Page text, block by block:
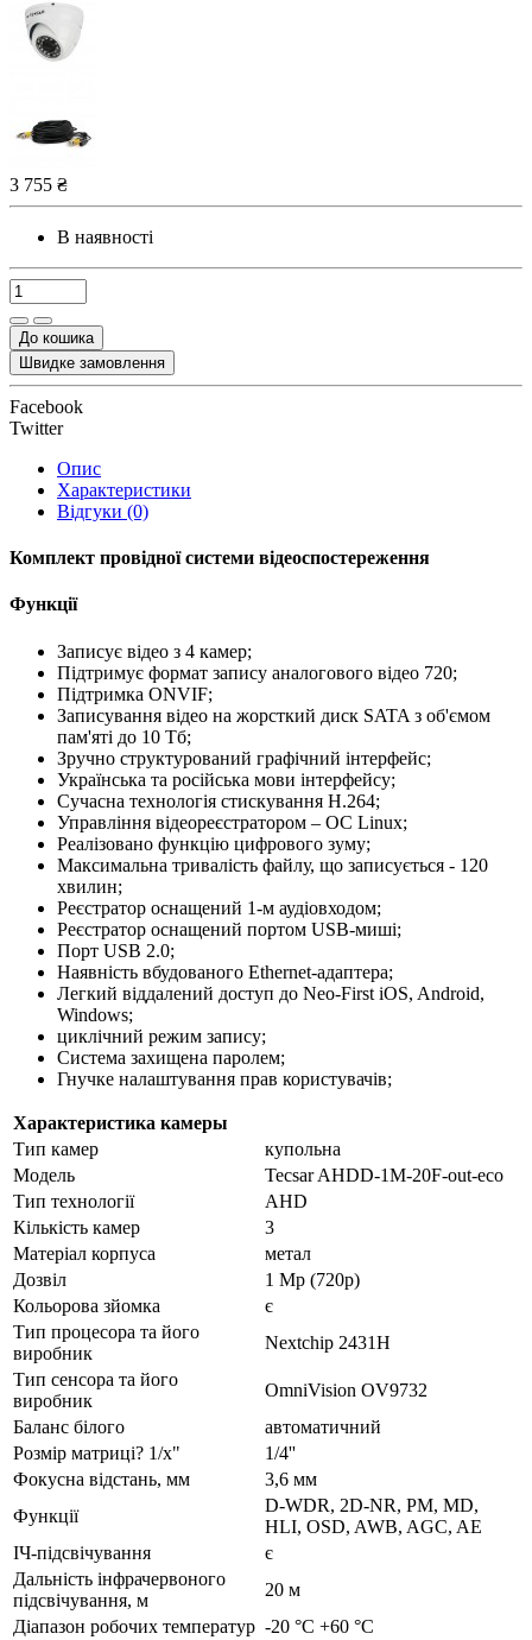
3 755 ₴
В наявності
До кошика
Швидке замовлення
Facebook
Twitter
Опис
Характеристики
Відгуки (0)
Комплект провідної системи відеоспостереження
Функції
Записує відео з 4 камер;
Підтримує формат запису аналогового відео 720;
Підтримка ONVIF;
Записування відео на жорсткий диск SATA з об'ємом
пам'яті до 10 Тб;
Зручно структурований графічний інтерфейс;
Українська та російська мови інтерфейсу;
Сучасна технологія стискування Н.264;
Управління відеореєстратором – ОС Linux;
Реалізовано функцію цифрового зуму;
Максимальна тривалість файлу, що записується - 120
хвилин;
Реєстратор оснащений 1-м аудіовходом;
Реєстратор оснащений портом USB-миші;
Порт USB 2.0;
Наявність вбудованого Ethernet-адаптера;
Легкий віддалений доступ до Neo-First iOS, Android,
Windows;
циклічний режим запису;
Система захищена паролем;
Гнучке налаштування прав користувачів;
Характеристика камеры
Тип камер
купольна
Модель
Tecsar AHDD-1M-20F-out-eco
Тип технології
AHD
Кількість камер
3
Матеріал корпуса
метал
Дозвіл
1 Mp (720p)
Кольорова зйомка
є
Тип процесора та його
виробник
Nextchip 2431H
Тип сенсора та його
виробник
OmniVision OV9732
Баланс білого
автоматичний
Розмір матриці? 1/x"
1/4''
Фокусна відстань, мм
3,6 мм
Функції
D-WDR, 2D-NR, PM, MD,
HLI, OSD, AWB, AGC, AE
ІЧ-підсвічування
є
Дальність інфрачервоного
підсвічування, м
20 м
Діапазон робочих температур -20 °С +60 °С